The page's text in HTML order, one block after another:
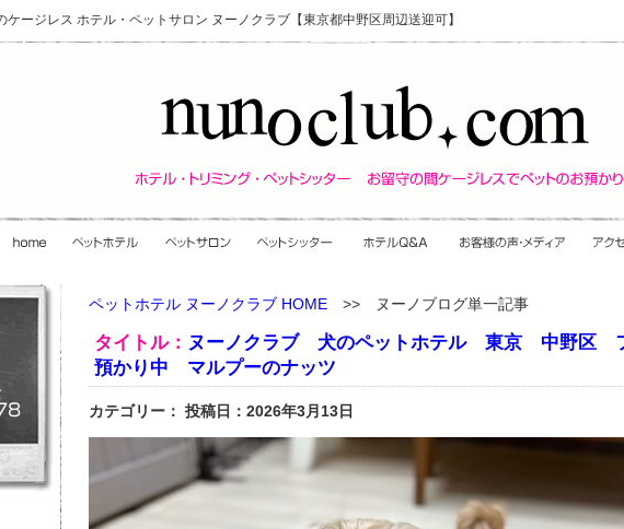
ケージレス ホテル・ペットサロン ヌーノクラブ【東京都中野区周辺送迎可】
ペットホテル ヌーノクラブ HOME >> ヌーノブログ単一記事
タイトル： ヌーノクラブ 犬のペットホテル 東京 中野区
預かり中 マルプーのナッツ
カテゴリー： 投稿日：2026年3月13日